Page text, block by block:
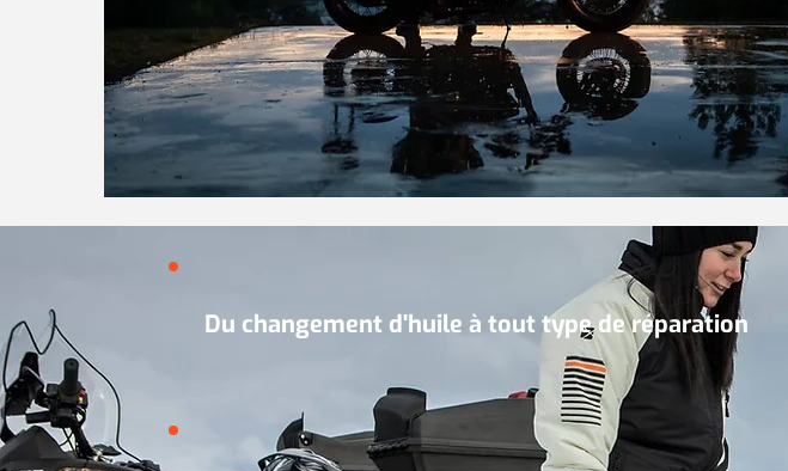
Du changement d'huile à tout type de réparation